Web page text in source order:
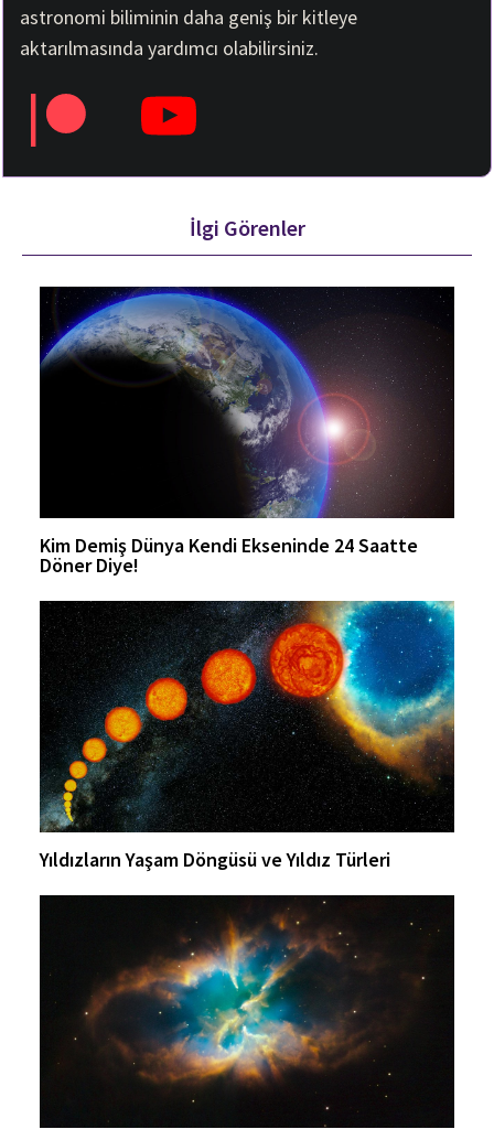
astronomi biliminin daha geniş bir kitleye
aktarılmasında yardımcı olabilirsiniz.
İlgi Görenler
Kim Demiş Dünya Kendi Ekseninde 24 Saatte
Döner Diye!
Yıldızların Yaşam Döngüsü ve Yıldız Türleri